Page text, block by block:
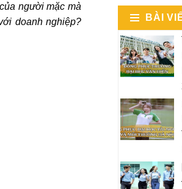
người mặc mà
doanh nghiệp?
BÀI